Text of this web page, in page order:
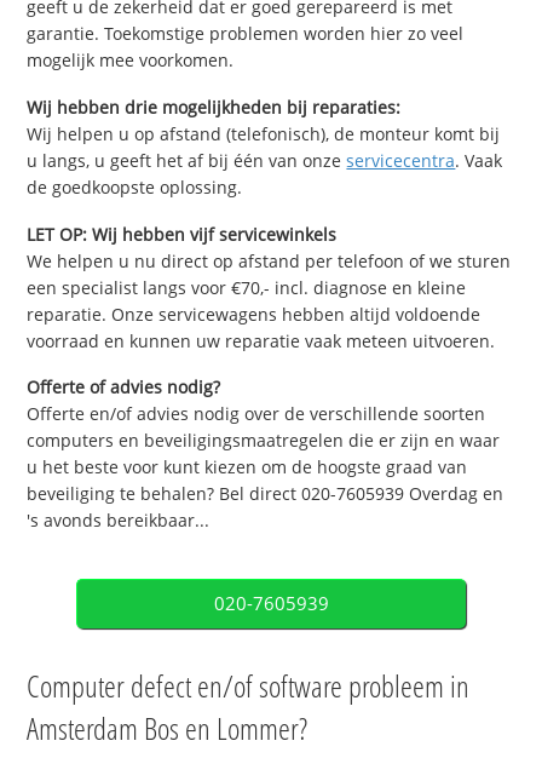
geeft u de zekerheid dat er goed gerepareerd is met
garantie. Toekomstige problemen worden hier zo veel
mogelijk mee voorkomen.
Wij hebben drie mogelijkheden bij reparaties:
Wij helpen u op afstand (telefonisch), de monteur komt bij
u langs, u geeft het af bij één van onzeservicecentra. Vaak
de goedkoopste oplossing.
LET OP: Wij hebben vijf servicewinkels
We helpen u nu direct op afstand per telefoon of we sturen
een specialist langs voor €70,- incl. diagnose en kleine
reparatie. Onze servicewagens hebben altijd voldoende
voorraad en kunnen uw reparatie vaak meteen uitvoeren.
Offerte of advies nodig?
Offerte en/of advies nodig over de verschillende soorten
computers en beveiligingsmaatregelen die er zijn en waar
u het beste voor kunt kiezen om de hoogste graad van
beveiliging te behalen? Bel direct 020-7605939 Overdag en
's avonds bereikbaar...
020-7605939
Computer defect en/of software probleem in
Amsterdam Bos en Lommer?